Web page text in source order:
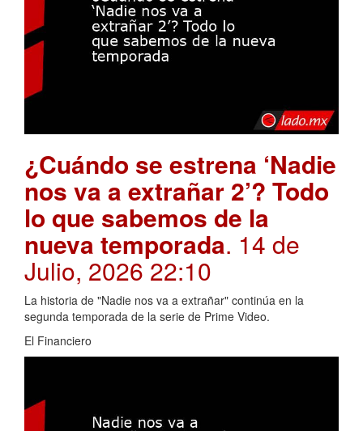
¿Cuándo se estrena ‘Nadie
nos va a extrañar 2’? Todo
lo que sabemos de la
nueva temporada. 14 de
Julio, 2026 22:10
La historia de "Nadie nos va a extrañar" continúa en la
segunda temporada de la serie de Prime Video.
El Financiero